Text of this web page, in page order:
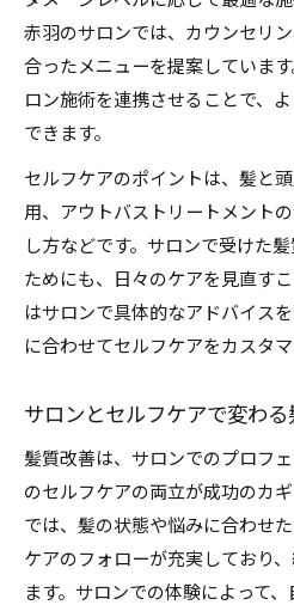
赤羽のサロンでは、カウンセリ
合ったメニューを提案していま
ロン施術を連携させることで、
できます。
セルフケアのポイントは、髪と
用、アウトバストリートメント
し方などです。サロンで受けた
ためにも、日々のケアを見直す
はサロンで具体的なアドバイス
に合わせてセルフケアをカスタマ
サロンとセルフケアで変わ
髪質改善は、サロンでのプロフ
のセルフケアの両立が成功のカ
では、髪の状態や悩みに合わせ
ケアのフォローが充実しており
ます。サロンでの体験によって